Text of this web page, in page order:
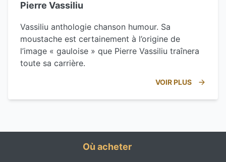
Pierre Vassiliu
Vassiliu anthologie chanson humour. Sa
moustache est certainement à l’origine de
l’image « gauloise » que Pierre Vassiliu traînera
toute sa carrière.
VOIR PLUS
Où acheter